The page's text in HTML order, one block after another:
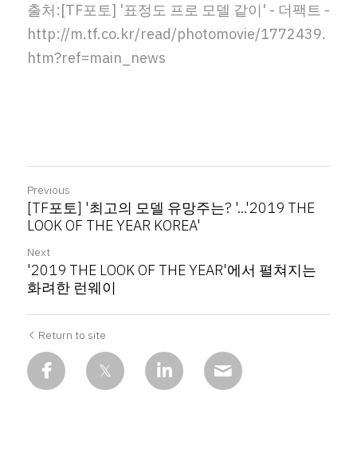
출처:[TF포토] '표정도 프로 모델 같이' - 더팩트 -
http://m.tf.co.kr/read/photomovie/1772439.
htm?ref=main_news
Previous
[TF포토] '최고의 모델 유망주는? '...'2019 THE
LOOK OF THE YEAR KOREA'
Next
'2019 THE LOOK OF THE YEAR'에서 펼쳐지는
화려한 런웨이
Return to site